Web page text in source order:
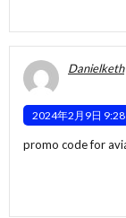
Danielketh
2024年2月9日 9:28
promo code for